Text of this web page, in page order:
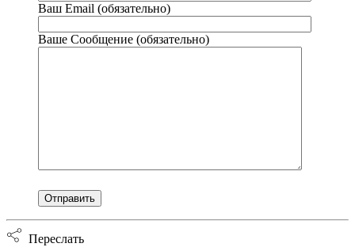
Ваш Email (обязательно)
Ваше Сообщение (обязательно)
Переслать